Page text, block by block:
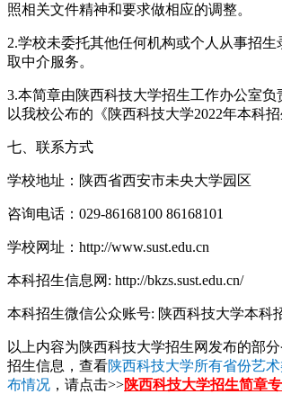
照相关文件精神和要求做相应的调整。
2.学校未委托其他任何机构或个人从事招
取中介服务。
3.本简章由陕西科技大学招生工作办公室负
以我校公布的《陕西科技大学2022年本科招
七、联系方式
学校地址：陕西省西安市未央大学园区
咨询电话：029-86168100 86168101
学校网址：http://www.sust.edu.cn
本科招生信息网: http://bkzs.sust.edu.cn/
本科招生微信公众账号: 陕西科技大学本科
以上内容为陕西科技大学招生网发布的部
招生信息，查看陕西科技大学所有省份艺
布情况 ，请点击>>陕西科技大学招生简章